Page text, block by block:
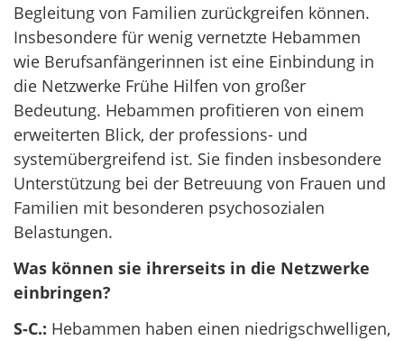
Begleitung von Familien zurückgreifen können.
Insbesondere für wenig vernetzte Hebammen
wie Berufsanfängerinnen ist eine Einbindung in
die Netzwerke Frühe Hilfen von großer
Bedeutung. Hebammen profitieren von einem
erweiterten Blick, der professions- und
systemübergreifend ist. Sie finden insbesondere
Unterstützung bei der Betreuung von Frauen und
Familien mit besonderen psychosozialen
Belastungen.
Was können sie ihrerseits in die Netzwerke
einbringen?
S-C.: Hebammen haben einen niedrigschwelligen,